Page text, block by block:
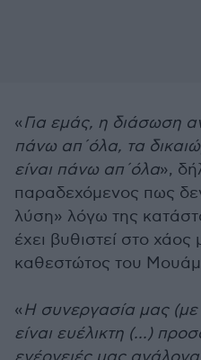
«Για εμάς, η διάσωση
πάνω απ΄όλα, τα
είναι πάνω απ΄όλα»,
παραδεχόμενος πως
λύση» λόγω της
έχει βυθιστεί στο
καθεστώτος του
«Η συνεργασία μας (με
είναι ευέλικτη (...)